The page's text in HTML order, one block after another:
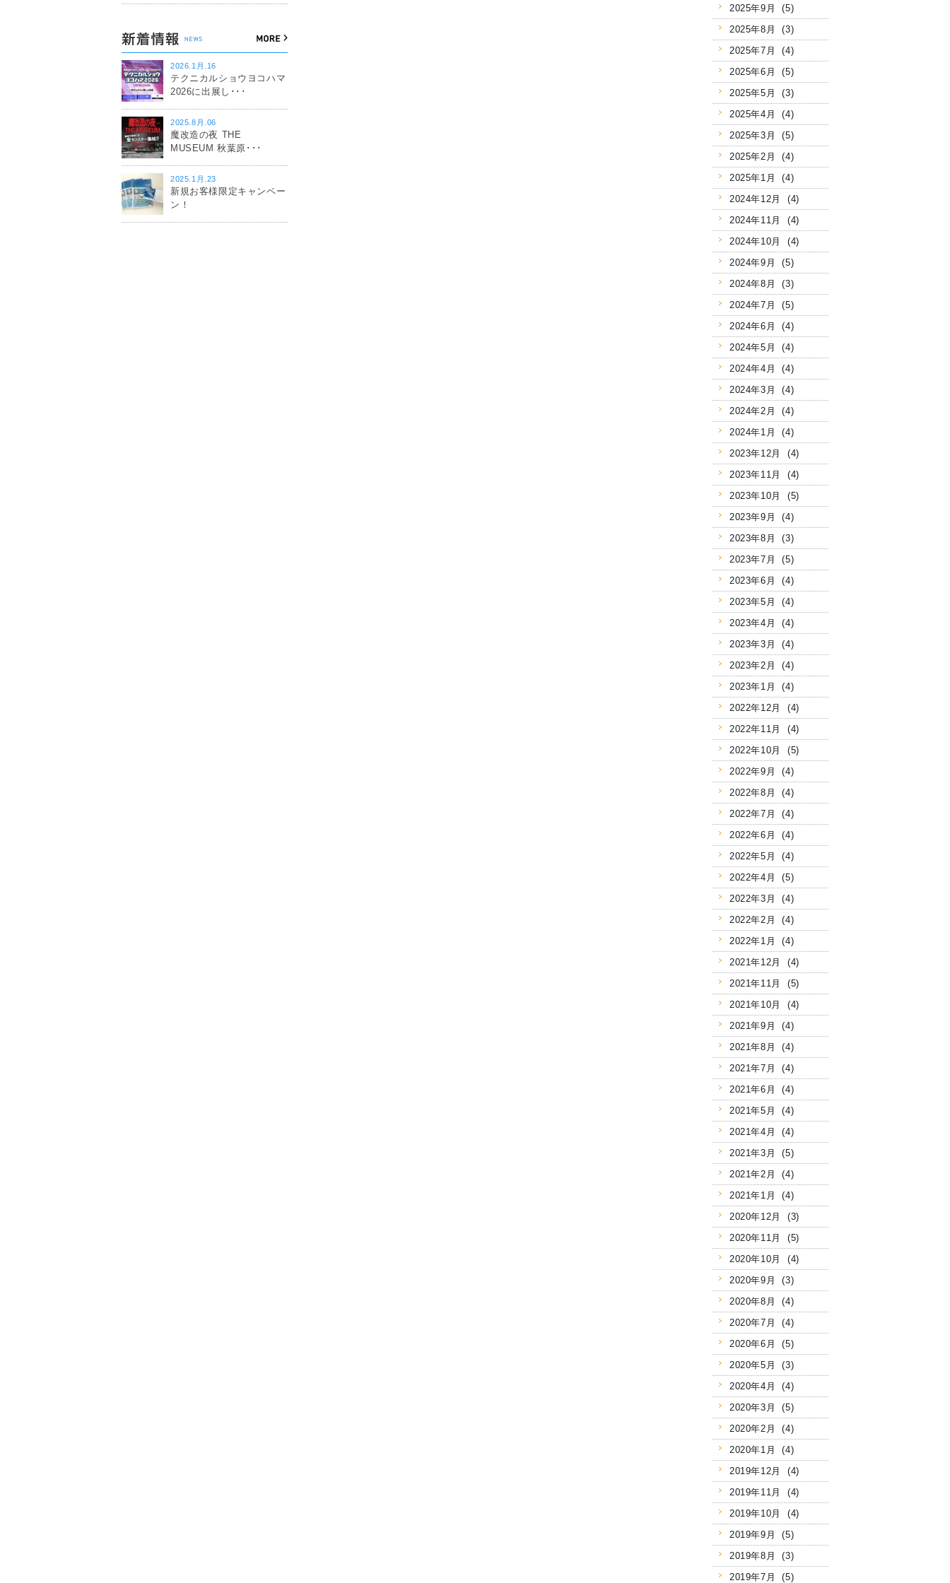
2025年9月 (5)
2025年8月 (3)
2025年7月 (4)
2025年6月 (5)
2025年5月 (3)
2025年4月 (4)
2025年3月 (5)
2025年2月 (4)
2025年1月 (4)
2024年12月 (4)
2024年11月 (4)
2024年10月 (4)
2024年9月 (5)
2024年8月 (3)
2024年7月 (5)
2024年6月 (4)
2024年5月 (4)
2024年4月 (4)
2024年3月 (4)
2024年2月 (4)
2024年1月 (4)
2023年12月 (4)
2023年11月 (4)
2023年10月 (5)
2023年9月 (4)
2023年8月 (3)
2023年7月 (5)
2023年6月 (4)
2023年5月 (4)
2023年4月 (4)
2023年3月 (4)
2023年2月 (4)
2023年1月 (4)
2022年12月 (4)
2022年11月 (4)
2022年10月 (5)
2022年9月 (4)
2022年8月 (4)
2022年7月 (4)
2022年6月 (4)
2022年5月 (4)
2022年4月 (5)
2022年3月 (4)
2022年2月 (4)
2022年1月 (4)
2021年12月 (4)
2021年11月 (5)
2021年10月 (4)
2021年9月 (4)
2021年8月 (4)
2021年7月 (4)
2021年6月 (4)
2021年5月 (4)
2021年4月 (4)
2021年3月 (5)
2021年2月 (4)
2021年1月 (4)
2020年12月 (3)
2020年11月 (5)
2020年10月 (4)
2020年9月 (3)
2020年8月 (4)
2020年7月 (4)
2020年6月 (5)
2020年5月 (3)
2020年4月 (4)
2020年3月 (5)
2020年2月 (4)
2020年1月 (4)
2019年12月 (4)
2019年11月 (4)
2019年10月 (4)
2019年9月 (5)
2019年8月 (3)
2019年7月 (5)
2026.1月.16
テクニカルショウヨコハマ
2026に出展し･･･
2025.8月.06
魔改造の夜 THE
MUSEUM 秋葉原･･･
2025.1月.23
新規お客様限定キャンペー
ン！